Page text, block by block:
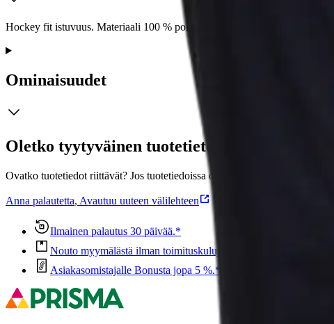
Hockey fit istuvuus. Materiaali 100 % polyesteria.
Ominaisuudet
Oletko tyytyväinen tuotetietoihin?
Ovatko tuotetiedot riittävät? Jos tuotetiedoissa on puutteita tai niitä voisi
Anna palautetta, Avautuu uuteen välilehteen
Ilmainen palautus 30 päivää.*
Nouto myymälästä ilman toimituskuluja.
Asiakasomistajalle Bonusta jopa 5 %.*